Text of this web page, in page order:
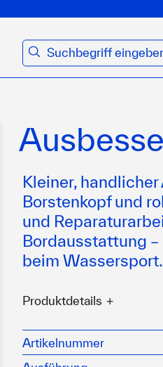
suchen
Kleiner,
Borstenkopf und
und
Bordausstattung –
beim Wassersport.
Produktdetails
roher Stiel
ideal für alle kleine
Artikelnummer